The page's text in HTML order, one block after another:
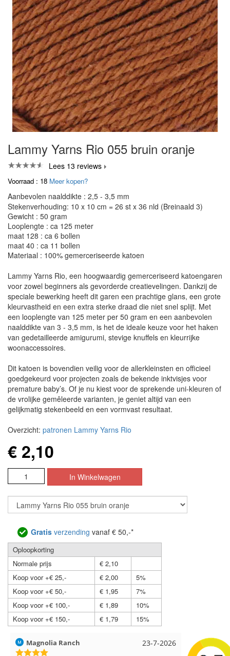
Lammy Yarns Rio 055 bruin oranje
Lees 13 reviews
Voorraad : 18 Meer kopen?
Aanbevolen naalddikte : 2,5 - 3,5 mm
Stekenverhouding: 10 x 10 cm = 26 st x 36 nld (Breinaald 3)
Gewicht : 50 gram
Looplengte : ca 125 meter
maat 128 : ca 6 bollen
maat 40 : ca 11 bollen
Materiaal : 100% gemerceriseerde katoen
Lammy Yarns Rio, een hoogwaardig gemerceriseerd katoengaren
voor zowel beginners als gevorderde creatievelingen. Dankzij de
speciale bewerking heeft dit garen een prachtige glans, een grote
kleurvastheid en een extra sterke draad die niet snel splijt. Met
een looplengte van 125 meter per 50 gram en een aanbevolen
naalddikte van 3 - 3,5 mm, is het de ideale keuze voor het haken
van gedetailleerde amigurumi, stevige knuffels en kleurrijke
woonaccessoires.
Dit katoen is bovendien veilig voor de allerkleinsten en officieel
goedgekeurd voor projecten zoals de bekende inktvisjes voor
premature baby’s. Of je nu kiest voor de sprekende uni-kleuren of
de vrolijke gemêleerde varianten, je geniet altijd van een
gelijkmatig stekenbeeld en een vormvast resultaat.
Overzicht: patronen Lammy Yarns Rio
€ 2,10
Gratis verzending vanaf € 50,-*
Oploopkorting
Normale prijs
€ 2,10
Koop voor +€ 25,-
€ 2,00
5%
Koop voor +€ 50,-
€ 1,95
7%
Koop voor +€ 100,-
€ 1,89
10%
Koop voor +€ 150,-
€ 1,79 15%
17-7-2026
Hilde uit Loyers Loes uit